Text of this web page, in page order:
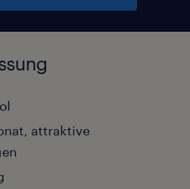
attraktive